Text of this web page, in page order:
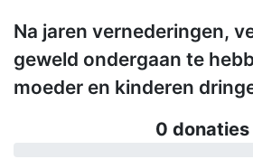
Na jaren vernederingen,
geweld ondergaan te
moeder en kinderen
0 donaties